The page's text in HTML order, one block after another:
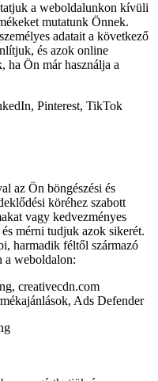
a weboldalunkon kívüli
mutatunk Önnek.
adatait a következő
és azok online
ha Ön már használja a
Pinterest, TikTok
az Ön böngészési és
köréhez szabott
vagy kedvezményes
mérni tudjuk azok sikerét.
harmadik féltől származó
a weboldalon:
creativecdn.com
Ads Defender